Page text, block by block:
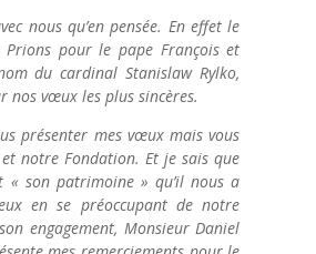
nous qu’en pensée. En effet le
Prions pour le pape François et
du cardinal Stanislaw Rylko,
vœux les plus sincères.
présenter mes vœux mais vous
notre Fondation. Et je sais que
« son patrimoine » qu’il nous a
en se préoccupant de notre
engagement, Monsieur Daniel